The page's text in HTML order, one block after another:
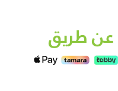
عن طريق